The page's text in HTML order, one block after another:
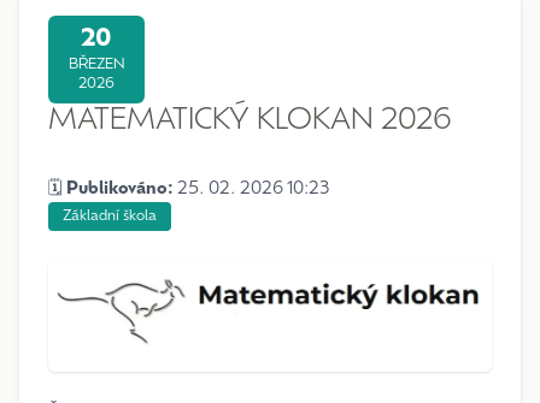
20
BŘEZEN
2026
MATEMATICKÝ KLOKAN 2026
🗓️ Publikováno: 25. 02. 2026 10:23
Základní škola